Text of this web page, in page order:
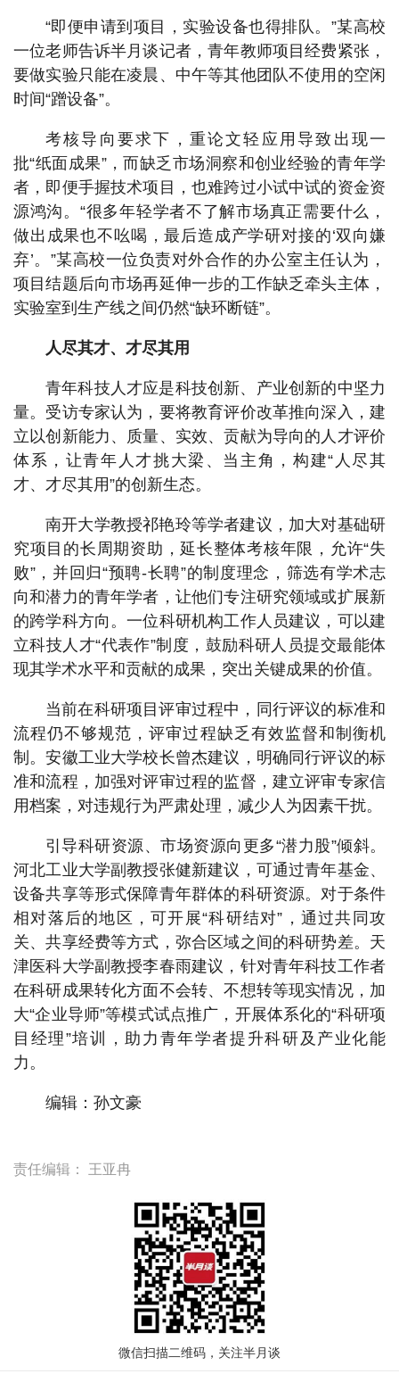
“即便申请到项目，实验设备也得排队。”某高校
一位老师告诉半月谈记者，青年教师项目经费紧张，
要做实验只能在凌晨、中午等其他团队不使用的空闲
时间“蹭设备”。
考核导向要求下，重论文轻应用导致出现一
批“纸面成果”，而缺乏市场洞察和创业经验的青年学
者，即便手握技术项目，也难跨过小试中试的资金资
源鸿沟。“很多年轻学者不了解市场真正需要什么，
做出成果也不吆喝，最后造成产学研对接的‘双向嫌
弃’。”某高校一位负责对外合作的办公室主任认为，
项目结题后向市场再延伸一步的工作缺乏牵头主体，
实验室到生产线之间仍然“缺环断链”。
人尽其才、才尽其用
青年科技人才应是科技创新、产业创新的中坚力
量。受访专家认为，要将教育评价改革推向深入，建
立以创新能力、质量、实效、贡献为导向的人才评价
体系，让青年人才挑大梁、当主角，构建“人尽其
才、才尽其用”的创新生态。
南开大学教授祁艳玲等学者建议，加大对基础研
究项目的长周期资助，延长整体考核年限，允许“失
败”，并回归“预聘-长聘”的制度理念，筛选有学术志
向和潜力的青年学者，让他们专注研究领域或扩展新
的跨学科方向。一位科研机构工作人员建议，可以建
立科技人才“代表作”制度，鼓励科研人员提交最能体
现其学术水平和贡献的成果，突出关键成果的价值。
当前在科研项目评审过程中，同行评议的标准和
流程仍不够规范，评审过程缺乏有效监督和制衡机
制。安徽工业大学校长曾杰建议，明确同行评议的标
准和流程，加强对评审过程的监督，建立评审专家信
用档案，对违规行为严肃处理，减少人为因素干扰。
引导科研资源、市场资源向更多“潜力股”倾斜。
河北工业大学副教授张健新建议，可通过青年基金、
设备共享等形式保障青年群体的科研资源。对于条件
相对落后的地区，可开展“科研结对”，通过共同攻
关、共享经费等方式，弥合区域之间的科研势差。天
津医科大学副教授李春雨建议，针对青年科技工作者
在科研成果转化方面不会转、不想转等现实情况，加
大“企业导师”等模式试点推广，开展体系化的“科研项
目经理”培训，助力青年学者提升科研及产业化能
力。
编辑：孙文豪
责任编辑： 王亚冉
微信扫描二维码，关注半月谈